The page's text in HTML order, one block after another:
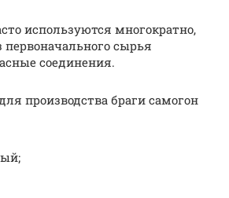
используются многократно,
сырья
соединения.
производства браги самогон